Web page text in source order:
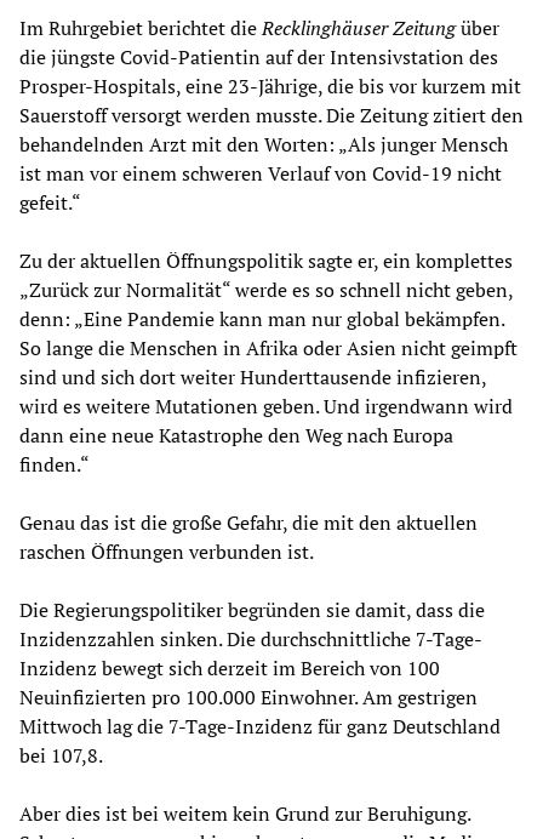
Im Ruhrgebiet berichtet dieRecklinghäuser Zeitungüber
die jüngste Covid-Patientin auf der Intensivstation des
Prosper-Hospitals, eine 23-Jährige, die bis vor kurzem mit
Sauerstoff versorgt werden musste. Die Zeitung zitiert den
behandelnden Arzt mit den Worten: „Als junger Mensch
ist man vor einem schweren Verlauf von Covid-19 nicht
gefeit.“
Zu der aktuellen Öffnungspolitik sagte er, ein komplettes
„Zurück zur Normalität“ werde es so schnell nicht geben,
denn: „Eine Pandemie kann man nur global bekämpfen.
So lange die Menschen in Afrika oder Asien nicht geimpft
sind und sich dort weiter Hunderttausende infizieren,
wird es weitere Mutationen geben. Und irgendwann wird
dann eine neue Katastrophe den Weg nach Europa
finden.“
Genau das ist die große Gefahr, die mit den aktuellen
raschen Öffnungen verbunden ist.
Die Regierungspolitiker begründen sie damit, dass die
Inzidenzzahlen sinken. Die durchschnittliche 7-Tage-
Inzidenz bewegt sich derzeit im Bereich von 100
Neuinfizierten pro 100.000 Einwohner. Am gestrigen
Mittwoch lag die 7-Tage-Inzidenz für ganz Deutschland
bei 107,8.
Aber dies ist bei weitem kein Grund zur Beruhigung.